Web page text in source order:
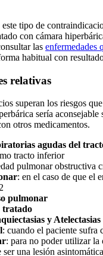
tipo de
con cámara
las enfermedades
habitual con
relativas
superan los riesgos
sería aconsejable
otros medicamentos.
agudas del
tracto inferior
pulmonar obstructiva
: en el caso de que el
pulmonar
tratado
y
: cuando el paciente sufra
: para no poder utilizar la
una lesión